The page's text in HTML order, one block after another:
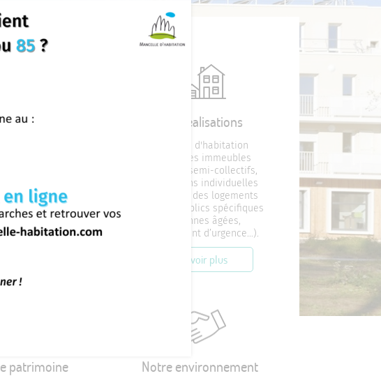
missions
et répondant à
les normes en
vigueur.
Nos réalisations
Mancelle d'habitation
réalise des immeubles
collectifs, semi-collectifs,
des maisons individuelles
mais aussi des logements
pour des publics spécifiques
(personnes âgées,
hébergement d’urgence…).
En savoir plus
patrimoine Notre environnement